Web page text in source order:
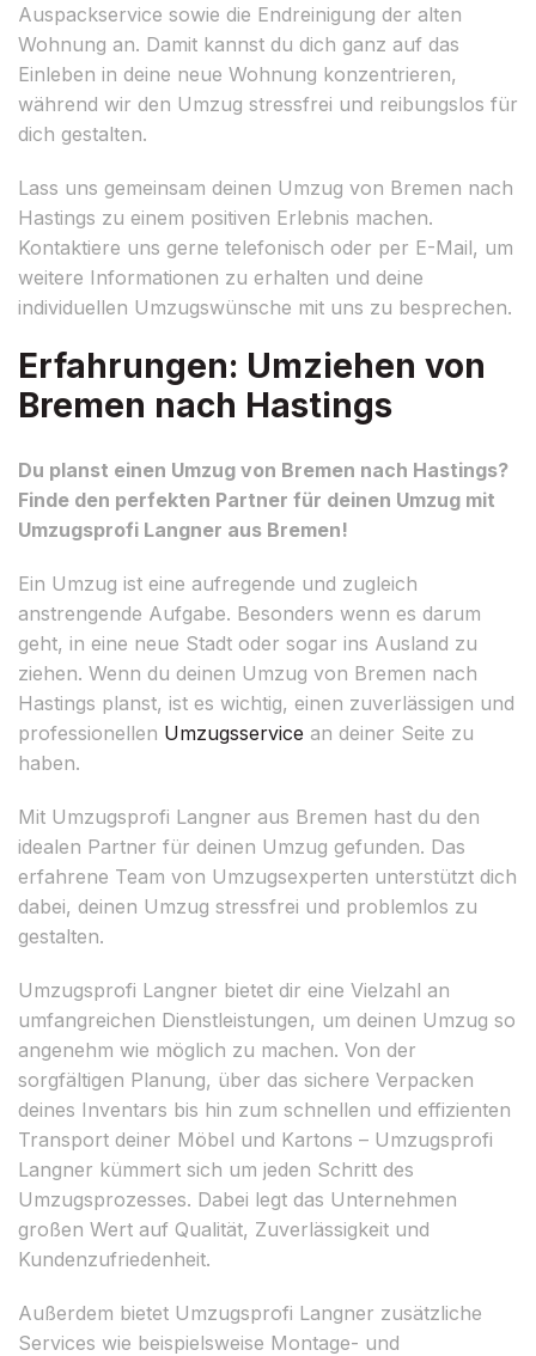
Auspackservice sowie die Endreinigung der alten
Wohnung an. Damit kannst du dich ganz auf das
Einleben in deine neue Wohnung konzentrieren,
während wir den Umzug stressfrei und reibungslos für
dich gestalten.
Lass uns gemeinsam deinen Umzug von Bremen nach
Hastings zu einem positiven Erlebnis machen.
Kontaktiere uns gerne telefonisch oder per E-Mail, um
weitere Informationen zu erhalten und deine
individuellen Umzugswünsche mit uns zu besprechen.
Erfahrungen: Umziehen von
Bremen nach Hastings
Du planst einen Umzug von Bremen nach Hastings?
Finde den perfekten Partner für deinen Umzug mit
Umzugsprofi Langner aus Bremen!
Ein Umzug ist eine aufregende und zugleich
anstrengende Aufgabe. Besonders wenn es darum
geht, in eine neue Stadt oder sogar ins Ausland zu
ziehen. Wenn du deinen Umzug von Bremen nach
Hastings planst, ist es wichtig, einen zuverlässigen und
professionellen Umzugsservice an deiner Seite zu
haben.
Mit Umzugsprofi Langner aus Bremen hast du den
idealen Partner für deinen Umzug gefunden. Das
erfahrene Team von Umzugsexperten unterstützt dich
dabei, deinen Umzug stressfrei und problemlos zu
gestalten.
Umzugsprofi Langner bietet dir eine Vielzahl an
umfangreichen Dienstleistungen, um deinen Umzug so
angenehm wie möglich zu machen. Von der
sorgfältigen Planung, über das sichere Verpacken
deines Inventars bis hin zum schnellen und effizienten
Transport deiner Möbel und Kartons – Umzugsprofi
Langner kümmert sich um jeden Schritt des
Umzugsprozesses. Dabei legt das Unternehmen
großen Wert auf Qualität, Zuverlässigkeit und
Kundenzufriedenheit.
Außerdem bietet Umzugsprofi Langner zusätzliche
Services wie beispielsweise Montage- und